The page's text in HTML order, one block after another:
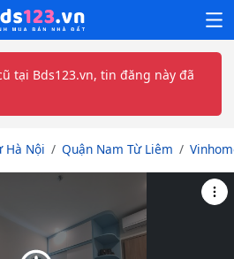
tại Bds123.vn, tin đăng này đã
Hà Nội Quận Nam Từ Liêm